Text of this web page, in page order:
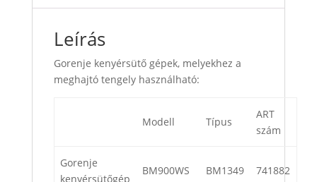
Leírás
Gorenje kenyérsütő gépek, melyekhez a
meghajtó tengely használható:
Modell Típus
ART
szám
Gorenje
kenyérsütőgép
BM900WS BM1349 741882